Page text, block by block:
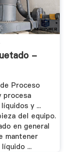
-
Proceso
procesa
y ...
del equipo.
en general
mantener
...